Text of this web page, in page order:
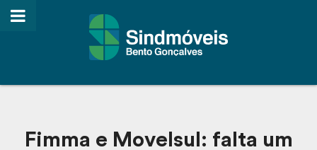
Fimma e Movelsul: falta um